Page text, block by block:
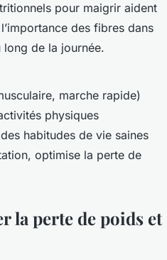
pour maigrir aident
des fibres dans
de la journée.
marche rapide)
physiques
habitudes de vie saines
optimise la perte de
la perte de poids et